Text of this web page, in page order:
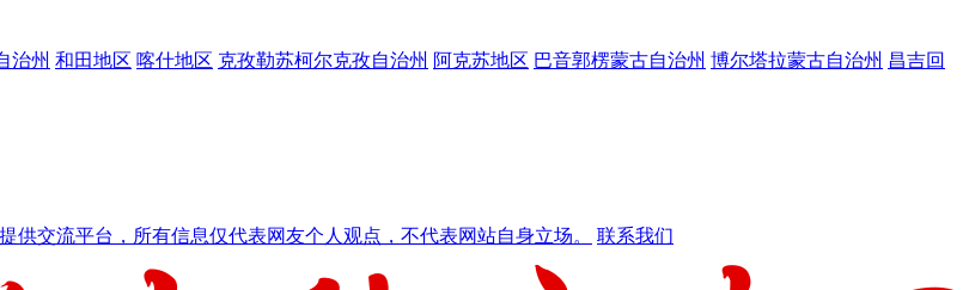
治州 和田地区 喀什地区 克孜勒苏柯尔克孜自治州 阿克苏地区 巴音郭楞蒙古自治州 博尔塔拉蒙古自治州 昌吉回
供交流平台，所有信息仅代表网友个人观点，不代表网站自身立场。 联系我们